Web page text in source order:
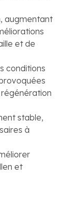
augmentant
et de
conditions
stable,
à
et